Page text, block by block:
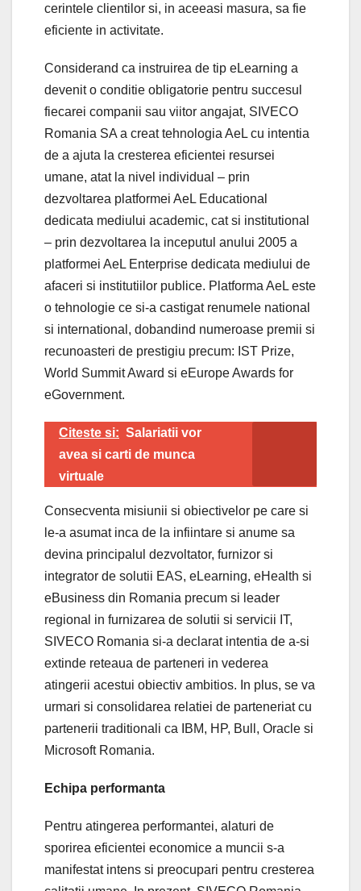
cerintele clientilor si, in aceeasi masura, sa fie
eficiente in activitate.
Considerand ca instruirea de tip eLearning a
devenit o conditie obligatorie pentru succesul
fiecarei companii sau viitor angajat, SIVECO
Romania SA a creat tehnologia AeL cu intentia
de a ajuta la cresterea eficientei resursei
umane, atat la nivel individual – prin
dezvoltarea platformei AeL Educational
dedicata mediului academic, cat si institutional
– prin dezvoltarea la inceputul anului 2005 a
platformei AeL Enterprise dedicata mediului de
afaceri si institutiilor publice. Platforma AeL este
o tehnologie ce si-a castigat renumele national
si international, dobandind numeroase premii si
recunoasteri de prestigiu precum: IST Prize,
World Summit Award si eEurope Awards for
eGovernment.
Citeste si: Salariatii vor
avea si carti de munca
virtuale
Consecventa misiunii si obiectivelor pe care si
le-a asumat inca de la infiintare si anume sa
devina principalul dezvoltator, furnizor si
integrator de solutii EAS, eLearning, eHealth si
eBusiness din Romania precum si leader
regional in furnizarea de solutii si servicii IT,
SIVECO Romania si-a declarat intentia de a-si
extinde reteaua de parteneri in vederea
atingerii acestui obiectiv ambitios. In plus, se va
urmari si consolidarea relatiei de parteneriat cu
partenerii traditionali ca IBM, HP, Bull, Oracle si
Microsoft Romania.
Echipa performanta
Pentru atingerea performantei, alaturi de
sporirea eficientei economice a muncii s-a
manifestat intens si preocupari pentru cresterea